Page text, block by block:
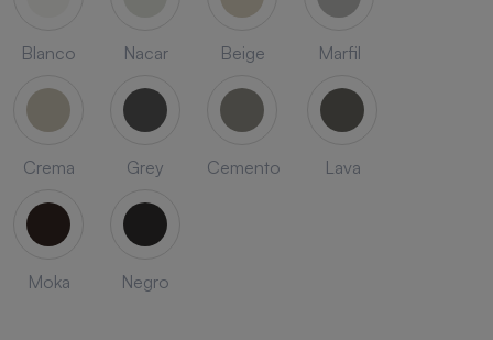
Blanco Nacar Beige Marfil
Crema Grey Cemento Lava
Moka Negro